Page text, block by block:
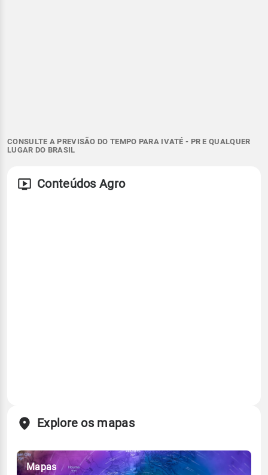
CONSULTE A PREVISÃO DO TEMPO PARA IVATÉ - PR E QUALQUER
LUGAR DO BRASIL
Conteúdos Agro
Explore os mapas
Mapas